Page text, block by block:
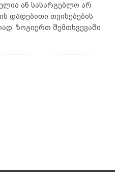
ან სასარგებლო არ
დადებითი თვისებების
ზოგიერთ შემთხვევაში